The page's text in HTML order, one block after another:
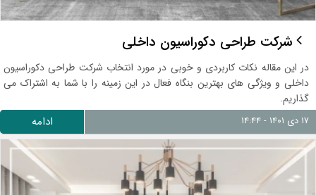
شرکت طراحی دکوراسیون داخلی
در این مقاله نکات کاربردی و خوبی در مورد انتخاب شرکت طراحی دکوراسیون
داخلی و ویژگی های بهترین بنگاه فعال در این زمینه را با شما به اشتراک می
گذاریم.
۱۷ دی ۱۴۰۱ - ۱۴:۴۴ ادامه